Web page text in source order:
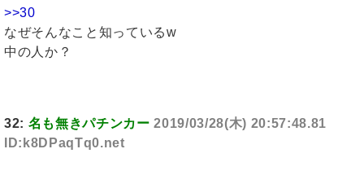
>>30
なぜそんなこと知っているw
中の人か？
32: 名も無きパチンカー 2019/03/28(木) 20:57:48.81
ID:k8DPaqTq0.net